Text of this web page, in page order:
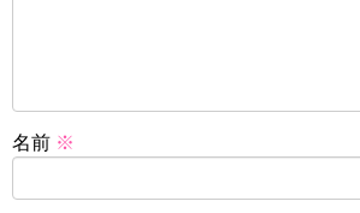
名前 ※